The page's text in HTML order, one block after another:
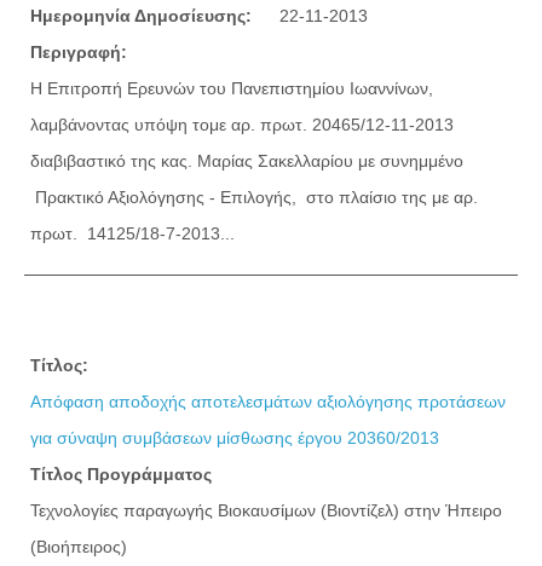
Ημερομηνία Δημοσίευσης:
22-11-2013
Περιγραφή:
Η Επιτροπή Ερευνών του Πανεπιστημίου Ιωαννίνων,
λαμβάνοντας υπόψη τoμε αρ. πρωτ. 20465/12-11-2013
διαβιβαστικό της κας. Μαρίας Σακελλαρίου με συνημμένο
Πρακτικό Αξιολόγησης - Επιλογής, στο πλαίσιο της με αρ.
πρωτ. 14125/18-7-2013...
Τίτλος:
Απόφαση αποδοχής αποτελεσμάτων αξιολόγησης προτάσεων
για σύναψη συμβάσεων μίσθωσης έργου 20360/2013
Τίτλος Προγράμματος
Τεχνολογίες παραγωγής Βιοκαυσίμων (Βιοντίζελ) στην Ήπειρο
(Βιοήπειρος)